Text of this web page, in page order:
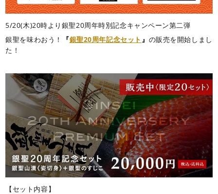
5/20(木)20時より銀聖20周年時別記念キャンペーン第二弾
銀聖を味わおう！
『銀聖20周年記念セット 』 の販売を開始しまし
た！
【セット内容】